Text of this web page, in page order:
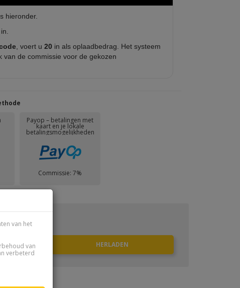
hieronder.
in.
, voert u 20 in als oplaadbedrag. Het systeem
van de commissie voor de gekozen
Payop – betalingen met
kaart en je lokale
betalingsmogelijkheden
Commissie: 7%
van het
van
verbeterd